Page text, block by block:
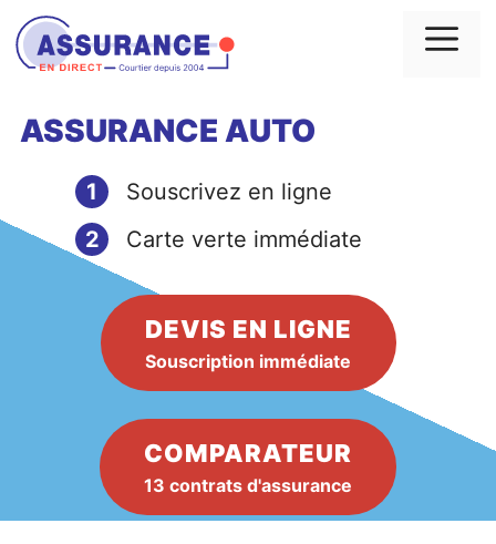
Aller
au
contenu
ASSURANCE AUTO
1
Souscrivez en ligne
2
Carte verte immédiate
DEVIS EN LIGNE
Souscription immédiate
COMPARATEUR
13 contrats d'assurance